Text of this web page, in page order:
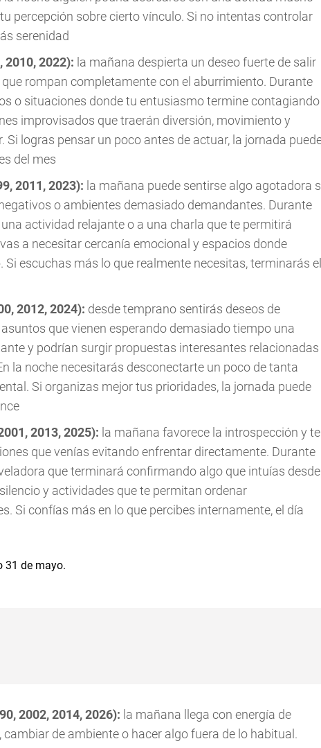
percepción sobre cierto vínculo. Si no intentas controlar
serenidad
2010, 2022): la mañana despierta un deseo fuerte de salir
rompan completamente con el aburrimiento. Durante
o situaciones donde tu entusiasmo termine contagiando
improvisados que traerán diversión, movimiento y
logras pensar un poco antes de actuar, la jornada
del mes
2011, 2023): la mañana puede sentirse algo agotadora
o ambientes demasiado demandantes. Durante
actividad relajante o a una charla que te permitirá
a necesitar cercanía emocional y espacios donde
escuchas más lo que realmente necesitas, terminarás el
2012, 2024): desde temprano sentirás deseos de
que vienen esperando demasiado tiempo una
y podrían surgir propuestas interesantes relacionadas
la noche necesitarás desconectarte un poco de tanta
Si organizas mejor tus prioridades, la jornada puede
2013, 2025): la mañana favorece la introspección y te
que venías evitando enfrentar directamente. Durante
que terminará confirmando algo que intuías desde
y actividades que te permitan ordenar
Si confías más en lo que percibes internamente, el día
2002, 2014, 2026): la mañana llega con energía de
de ambiente o hacer algo fuera de lo habitual.